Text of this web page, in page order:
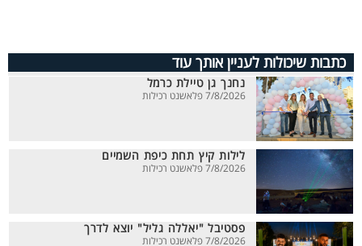
כתבות שיכולות לעניין אותך עוד
נחנך גן טיילת כרמל
7/8/2026 פלאשנט רכילות
לילות קיץ תחת כיפת השמיים
7/8/2026 פלאשנט רכילות
פסטיבל "יאללה גליל" יוצא לדרך
7/8/2026 פלאשנט רכילות